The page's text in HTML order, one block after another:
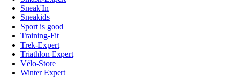
Sneak'In
Sneakids
Sport is good
Training-Fit
Trek-Expert
Triathlon Expert
Vélo-Store
Winter Expert